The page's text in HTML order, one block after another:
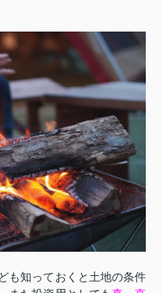
も知っておくと土地の条件